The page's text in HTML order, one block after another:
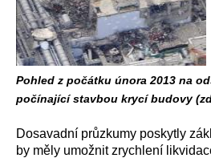
Pohled z počátku února 2013 na
počínající stavbou krycí budovy
Dosavadní průzkumy poskytly
by měly umožnit zrychlení